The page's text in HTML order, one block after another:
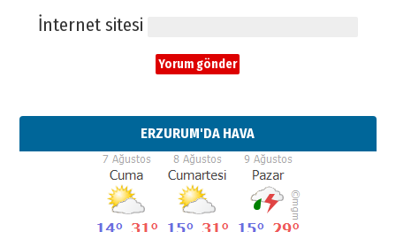
İnternet sitesi
ERZURUM'DA HAVA